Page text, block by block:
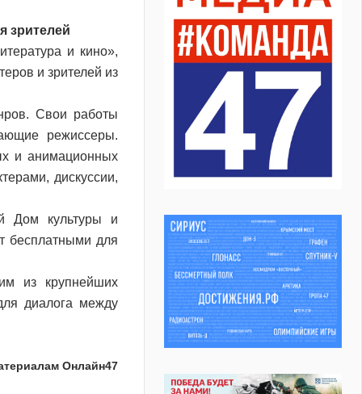
зрителей
и кино»,
и зрителей из
Свои работы
режиссеры.
и анимационных
дискуссии,
Дом культуры и
бесплатными для
из крупнейших
диалога между
Онлайн47